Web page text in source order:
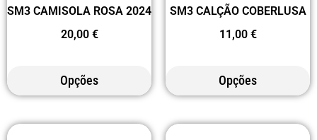
SM3 CAMISOLA ROSA 2024
20,00 €
Opções
SM3 CALÇÃO COBERLUSA
11,00 €
Opções